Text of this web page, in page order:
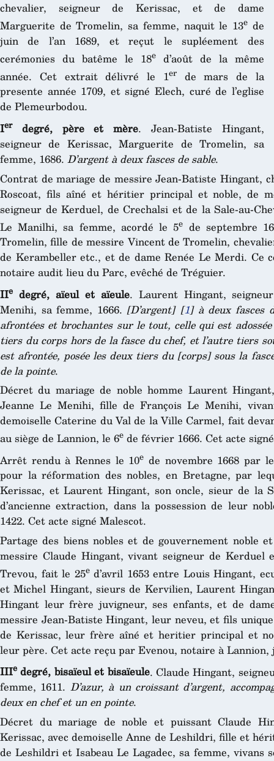
chevalier, seigneur de Kerissac, et de dame
Marguerite de Tromelin, sa femme, naquit le 13e de
juin de l’an 1689, et reçut le supléement des
cerémonies du batême le 18ed’août de la même
année. Cet extrait délivré le 1erde mars de la
presente année 1709, et signé Elech, curé de l’eglise
de Plemeurbodou.
Ierdegré, père et mère. Jean-Batiste Hingant,
seigneur de Kerissac, Marguerite de Tromelin, sa
femme, 1686. D’argent à deux fasces de sable.
Contrat de mariage de messire Jean-Batiste Hingant,
Roscoat, fils aîné et héritier principal et noble, de
seigneur de Kerduel, de Crechalsi et de la Sale-au-
Le Manilhi, sa femme, acordé le 5e de septembre
Tromelin, fille de messire Vincent de Tromelin,
de Kerambeller etc., et de dame Renée Le Merdi. Ce
notaire audit lieu du Parc, evêché de Tréguier.
IIe degré, aïeul et aïeule. Laurent Hingant,
Menihi, sa femme, 1666. [D’argent][1]à deux fasces
afrontées et brochantes sur le tout, celle qui est
tiers du corps hors de la fasce du chef, et l’autre tiers
est afrontée, posée les deux tiers du [corps] sous la
de la pointe.
Décret du mariage de noble homme Laurent
Jeanne Le Menihi, fille de François Le Menihi,
demoiselle Caterine du Val de la Ville Carmel, fait
au siège de Lannion, le 6e de février 1666. Cet acte
Arrêt rendu à Rennes le 10e de novembre 1668 par
pour la réformation des nobles, en Bretagne, par
Kerissac, et Laurent Hingant, son oncle, sieur de la
d’ancienne extraction, dans la possession de leur
1422. Cet acte signé Malescot.
Partage des biens nobles et de gouvernement noble
messire Claude Hingant, vivant seigneur de Kerduel
Trevou, fait le 25ed’avril 1653 entre Louis Hingant,
et Michel Hingant, sieurs de Kervilien, Laurent
Hingant leur frère juvigneur, ses enfants, et de
messire Jean-Batiste Hingant, leur neveu, et fils
de Kerissac, leur frère aîné et heritier principal et
leur père. Cet acte reçu par Evenou, notaire à
IIIe degré, bisaïeul et bisaïeule. Claude Hingant,
femme, 1611. D’azur, à un croissant d’argent,
deux en chef et un en pointe.
Décret du mariage de noble et puissant Claude
Kerissac, avec demoiselle Anne de Leshildri, fille et
de Leshildri et Isabeau Le Lagadec, sa femme, vivans